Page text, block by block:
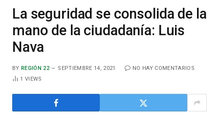
La seguridad se consolida de la
mano de la ciudadanía: Luis
Nava
BY REGIÓN 22 SEPTIEMBRE 14, 2021
NO HAY COMENTARIOS
1VIEWS